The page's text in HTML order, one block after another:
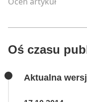
Oś czasu
Aktualna